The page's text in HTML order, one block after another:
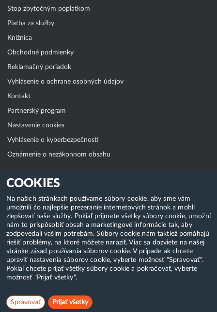
COOKIES
Na našich stránkach používame súbory cookie, aby sme vám
umožnili čo najlepšie prezeranie internetových stránok a mohli
zlepšovať naše služby. Pokiaľ prijmete všetky súbory cookie, umožní
nám to prispôsobiť obsah a marketingové informácie tak, aby
zodpovedali vašim potrebám. Súbory cookie nám taktiež pomáhajú
riešiť problémy, na ktoré môžete naraziť. Viac sa dozviete na našej
stránke zásad používania súborov cookie. V prípade ak chcete
upraviť nastavenia súborov cookie, vyberte možnosť "Spravovať".
Pokiaľ chcete prijať všetky súbory cookie a pokračovať, vyberte
možnosť "Prijať všetky".
Spravovať Prijať všetky
Stop zbytočným poplatkom
Platba za služby
Knižnica
Obchodné podmienky
Reklamačný poriadok
Vyhlásenie o ochrane osobných údajov
Kontakt
Partnerský program
Nastavenie cookies
Vyhlásenie o kyberbezpečnosti
Oznámenie o nezákonnom obsahu
Klientská zóna
WebAdmin
WebMail
Zmena hesla (E-mail, FTP, SSH)
Webhosting
Domény
Copyright & 2018-2026 HostCreators. Všetky práva vyhradené